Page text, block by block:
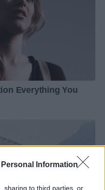
Information
sharing to third parties, or